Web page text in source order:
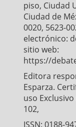
piso, Ciudad
Ciudad de
0020, 5623-
electrónico:
sitio web:
https://
Editora
Esparza.
uso
102,
ISSN: 0188-